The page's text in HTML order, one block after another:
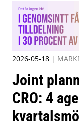
Skip
to
content
2026-05-18 |
Joint
CRO: 4